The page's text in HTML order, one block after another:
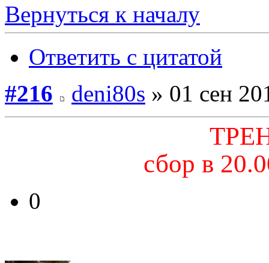
Вернуться к началу
Ответить с цитатой
#216
deni80s » 01 сен
сбор в
0